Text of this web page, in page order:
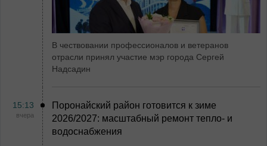
В чествовании профессионалов и ветеранов
отрасли принял участие мэр города Сергей
Надсадин
15:13
вчера
Поронайский район готовится к зиме
2026/2027: масштабный ремонт тепло- и
водоснабжения